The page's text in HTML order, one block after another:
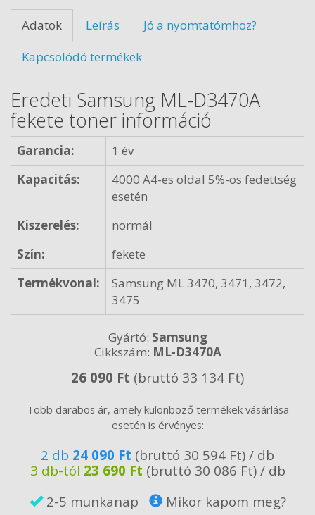
Adatok Leírás
Jó a nyomtatómhoz?
Kapcsolódó termékek
Eredeti Samsung ML-D3470A
fekete toner információ
Garancia:
1 év
Kapacitás:
4000 A4-es oldal 5%-os fedettség
esetén
Kiszerelés:
normál
Szín:
fekete
Termékvonal:
Samsung ML 3470, 3471, 3472,
3475
Gyártó: Samsung
Cikkszám: ML-D3470A
26 090 Ft (bruttó 33 134 Ft)
Több darabos ár, amely különböző termékek vásárlása
esetén is érvényes:
2 db 24 090 Ft (bruttó 30 594 Ft) / db
3 db-tól 23 690 Ft (bruttó 30 086 Ft) / db
2-5 munkanap
Mikor kapom meg?